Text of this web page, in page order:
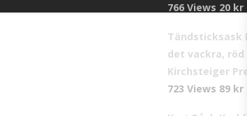
766 Views 20 kr
Tändsticksask
det vackra, röd
Kirchsteiger
723 Views 89 kr